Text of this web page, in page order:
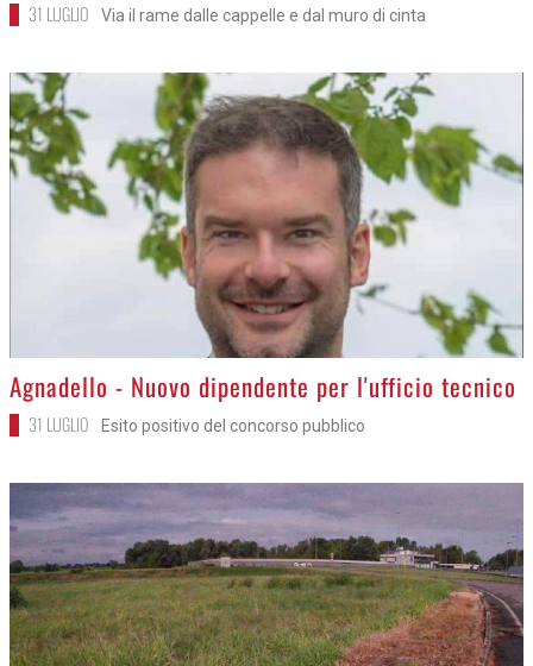
31 LUGLIO Via il rame dalle cappelle e dal muro di cinta
>
Agnadello - Nuovo dipendente per l'ufficio tecnico
31 LUGLIO Esito positivo del concorso pubblico